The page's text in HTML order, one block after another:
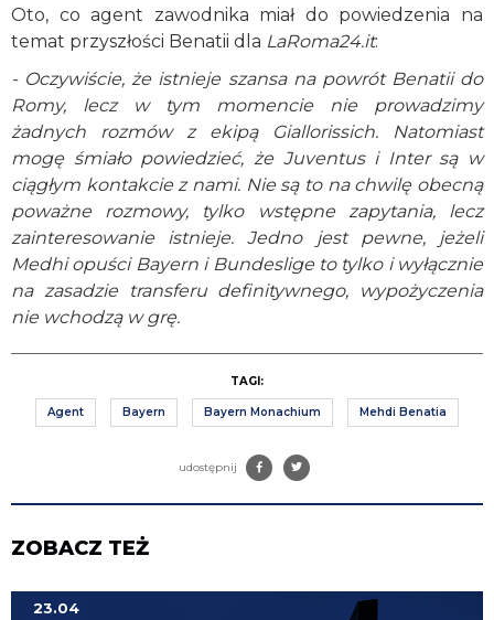
Oto, co agent zawodnika miał do powiedzenia na
temat przyszłości Benatii dla LaRoma24.it:
- Oczywiście, że istnieje szansa na powrót Benatii do
Romy, lecz w tym momencie nie prowadzimy
żadnych rozmów z ekipą Giallorissich. Natomiast
mogę śmiało powiedzieć, że Juventus i Inter są w
ciągłym kontakcie z nami. Nie są to na chwilę obecną
poważne rozmowy, tylko wstępne zapytania, lecz
zainteresowanie istnieje. Jedno jest pewne, jeżeli
Medhi opuści Bayern i Bundeslige to tylko i wyłącznie
na zasadzie transferu definitywnego, wypożyczenia
nie wchodzą w grę.
TAGI:
Agent Bayern Bayern Monachium Mehdi Benatia
udostępnij
ZOBACZ TEŻ
23.04